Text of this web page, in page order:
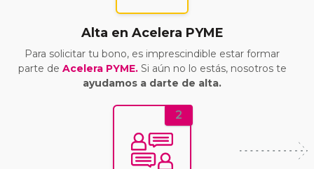
Alta en Acelera PYME
Para solicitar tu bono, es imprescindible estar formar
parte de Acelera PYME. Si aún no lo estás, nosotros te
ayudamos a darte de alta.
2